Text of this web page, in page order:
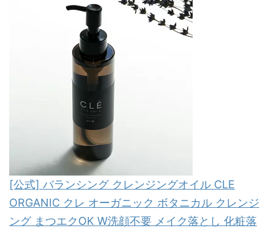
[公式] バランシング クレンジングオイル CLE
ORGANIC クレ オーガニック ボタニカル クレンジ
ング まつエクOK W洗顔不要 メイク落とし 化粧落